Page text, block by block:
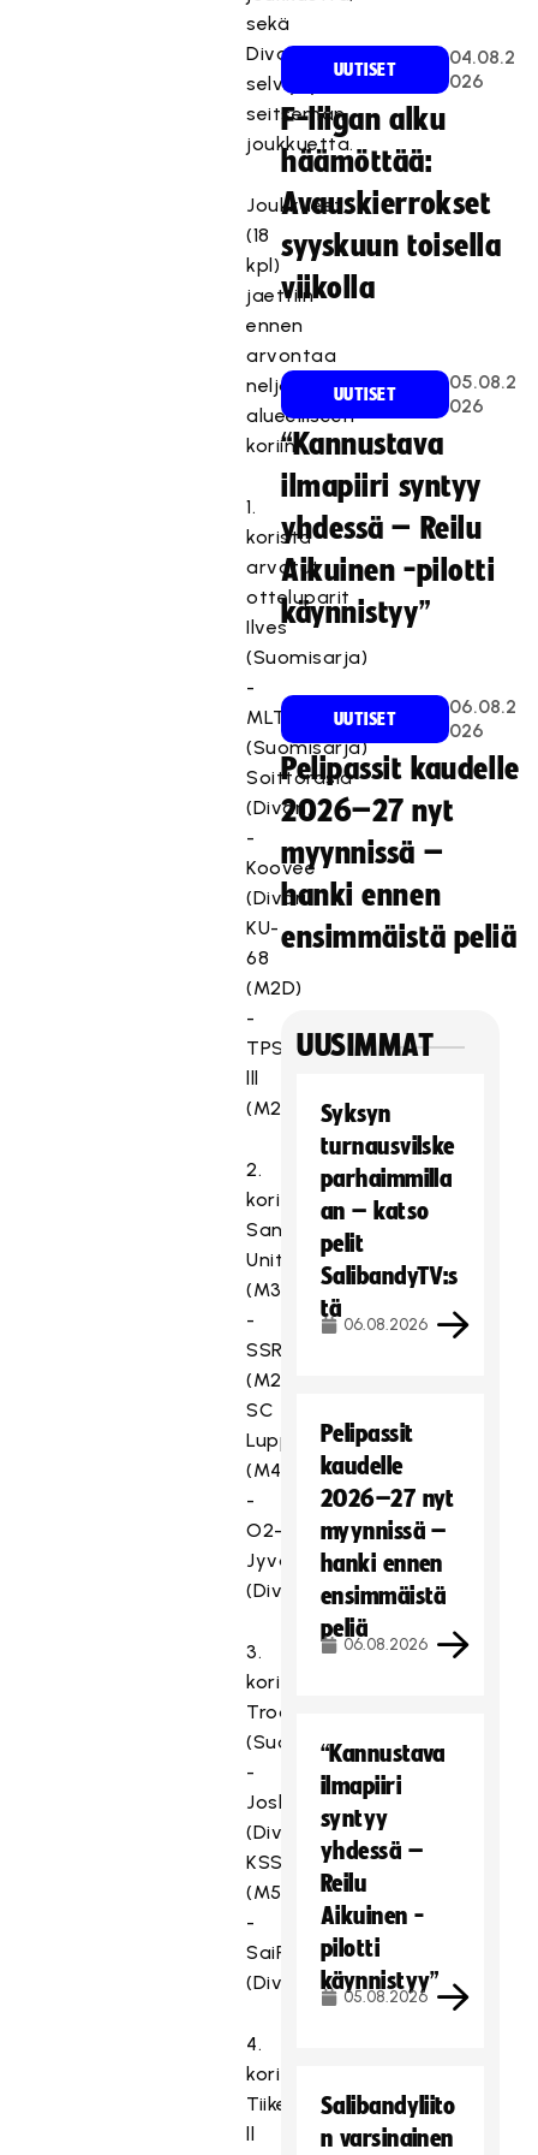
sekä
Divarikierrokselta
selviytyneet
seitsemän
joukkuetta.
Joukkueet
(18
kpl)
jaettiin
ennen
arvontaa
neljään
alueelliseen
koriin.
1.
korista
arvotut
otteluparit
Ilves
(Suomisarja)
-
MLT
(Suomisarja)
Soittorasia
(Divari)
-
Koovee
(Divari)
KU-
68
(M2D)
-
TPS
lll
(M2D)
2.
kori
Santa’s
United
(M3D)
-
SSRA
(M2D)
SC
Luppo
(M4D)
-
O2-
Jyväskylä
(Divari)
3.
kori
Troopers
(Suomisarja)
-
Josba
(Divari)
KSS
(M5D)
-
SaiPa
(Divari)
4.
kori
Tiikerit
ll
UUTISET
04.08.2
026
F-liigan alku
häämöttää:
Avauskierrokset
syyskuun toisella
viikolla
UUTISET
05.08.2
026
“Kannustava
ilmapiiri syntyy
yhdessä – Reilu
Aikuinen -pilotti
käynnistyy”
UUTISET
06.08.2
026
Pelipassit kaudelle
2026–27 nyt
myynnissä –
hanki ennen
ensimmäistä peliä
UUSIMMAT
Syksyn
turnausvilske
parhaimmilla
an – katso
pelit
SalibandyTV:s
tä
06.08.2026
Pelipassit
kaudelle
2026–27 nyt
myynnissä –
hanki ennen
ensimmäistä
peliä
06.08.2026
“Kannustava
ilmapiiri
syntyy
yhdessä –
Reilu
Aikuinen -
pilotti
käynnistyy”
05.08.2026
Salibandyliito
n varsinainen